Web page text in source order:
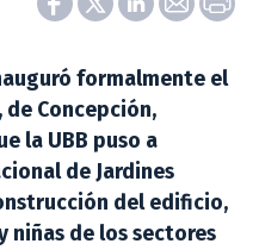
formalmente el
Concepción,
la UBB puso a
de Jardines
del edificio,
niñas de los sectores